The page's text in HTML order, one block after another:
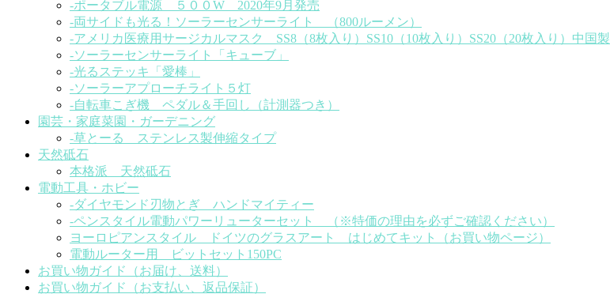
-ポータブル電源 ５００W 2020年9月発売
-両サイドも光る！ソーラーセンサーライト （800ルーメン）
-アメリカ医療用サージカルマスク SS8（8枚入り）SS10（10枚入り）SS20（20枚入り）中国製
-ソーラーセンサーライト「キューブ」
-光るステッキ「愛棒」
-ソーラーアプローチライト５灯
-自転車こぎ機 ペダル＆手回し（計測器つき）
園芸・家庭菜園・ガーデニング
-草とーる ステンレス製伸縮タイプ
天然砥石
本格派 天然砥石
電動工具・ホビー
-ダイヤモンド刃物とぎ ハンドマイティー
-ペンスタイル電動パワーリューターセット （※特価の理由を必ずご確認ください）
ヨーロピアンスタイル ドイツのグラスアート はじめてキット（お買い物ページ）
電動ルーター用 ビットセット150PC
お買い物ガイド（お届け、送料）
お買い物ガイド（お支払い、返品保証）